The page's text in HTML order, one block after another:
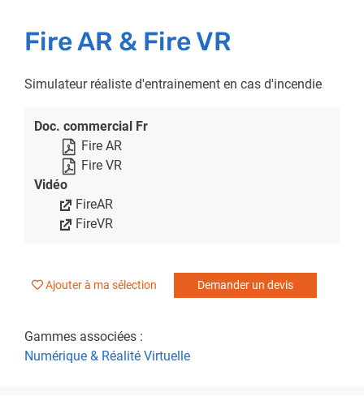
Fire AR & Fire VR
Simulateur réaliste d'entrainement en cas d'incendie
Doc. commercial Fr
Fire AR
Fire VR
Vidéo
FireAR
FireVR
Ajouter à ma sélection Demander un devis
Gammes associées :
Numérique & Réalité Virtuelle